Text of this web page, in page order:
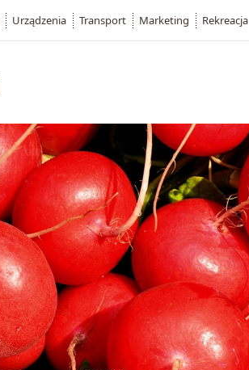
Urządzenia Transport Marketing Rekreacja